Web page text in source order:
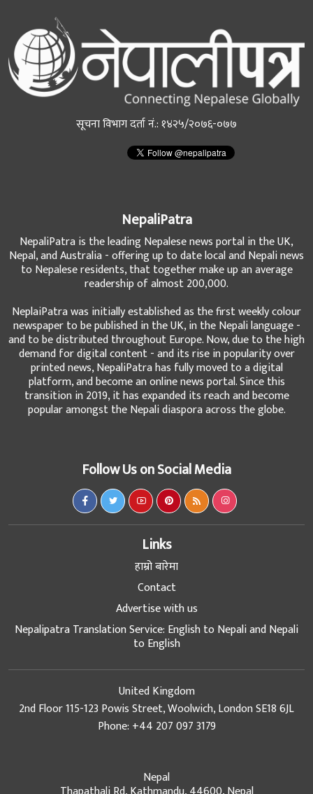
सूचना विभाग दर्ता नं.: १४२५/२०७६-०७७
NepaliPatra
NepaliPatra is the leading Nepalese news portal in the UK,
Nepal, and Australia - offering up to date local and Nepali news
to Nepalese residents, that together make up an average
readership of almost 200,000.
NeplaiPatra was initially established as the first weekly colour
newspaper to be published in the UK, in the Nepali language -
and to be distributed throughout Europe. Now, due to the high
demand for digital content - and its rise in popularity over
printed news, NepaliPatra has fully moved to a digital
platform, and become an online news portal. Since this
transition in 2019, it has expanded its reach and become
popular amongst the Nepali diaspora across the globe.
Follow Us on Social Media
Links
हाम्रो बारेमा
Contact
Advertise with us
Nepalipatra Translation Service: English to Nepali and Nepali
to English
United Kingdom
2nd Floor 115-123 Powis Street, Woolwich, London SE18 6JL
Phone: +44 207 097 3179
Nepal